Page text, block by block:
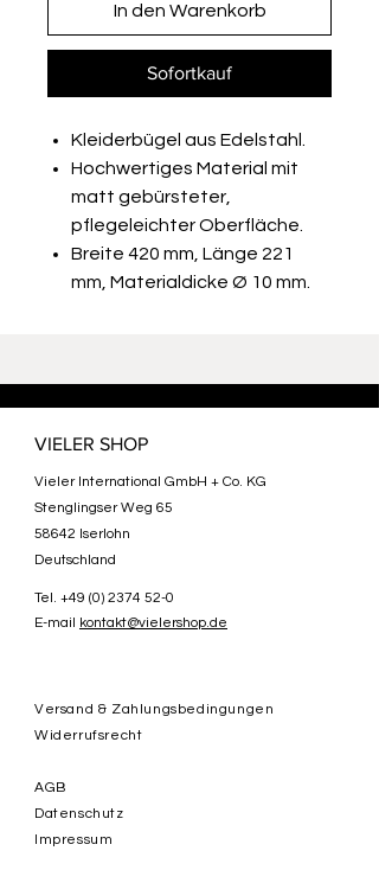
In den Warenkorb
Sofortkauf
Kleiderbügel aus Edelstahl.
Hochwertiges Material mit
matt gebürsteter,
pflegeleichter Oberfläche.
Breite 420 mm, Länge 221
mm, Materialdicke Ø 10 mm.
VIELER SHOP
Vieler International GmbH + Co. KG
Stenglingser Weg 65
58642 Iserlohn
Deutschland
Tel. +49 (0) 2374 52-0
E-mail
kontakt@vielershop.de
Versand & Zahlungsbedingungen
Widerrufsrecht
AGB
Datenschutz
Impressum